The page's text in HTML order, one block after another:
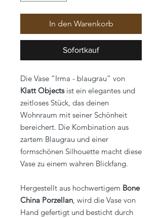
In den Warenkorb
Sofortkauf
Die Vase “Irma - blaugrau” von
Klatt Objectsist ein elegantes und
zeitloses Stück, das deinen
Wohnraum mit seiner Schönheit
bereichert. Die Kombination aus
zartem Blaugrau und einer
formschönen Silhouette macht diese
Vase zu einem wahren Blickfang.
Hergestellt aus hochwertigem Bone
China Porzellan, wird die Vase von
Hand gefertigt und besticht durch